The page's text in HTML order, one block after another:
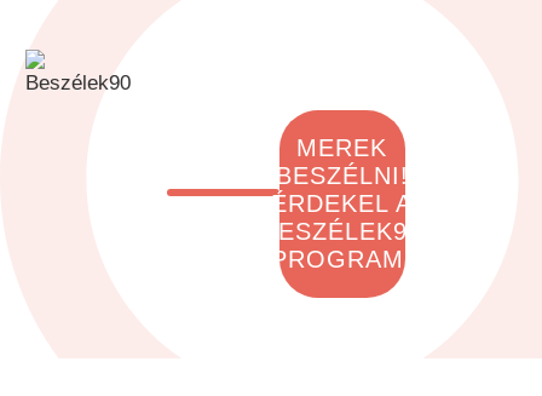
MEREK
BESZÉLNI!
ÉRDEKEL A
BESZÉLEK90
PROGRAM!